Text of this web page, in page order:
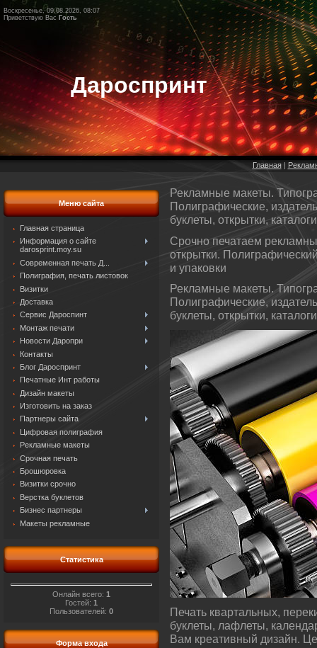
Воскресенье, 09.08.2026, 08:07
Приветствую Вас Гость
Дароспринт
Главная|
Меню сайта
Главная страница
Информация о сайте
darosprint.moy.su
Современная печать Д...
Полиграфия, печать листовок
Визитки
Доставка
Сервис Дароспинт
Монтаж печати
Новости Даропри
Контакты
Блог Дароспринт
Печатные Инт работы
Дизайн макеты
Изготовить на заказ
Партнеры сайта
Цифровая полиграфия
Рекламные макеты
Срочная печать
Брошюровка
Визитки срочно
Верстка буклетов
Бизнес партнеры
Макеты рекламные
Статистика
Онлайн всего: 1
Гостей: 1
Пользователей: 0
Форма входа
Рекламные макеты.
Полиграфические,
буклеты, открытки,
Срочно печатаем
открытки.
и упаковки
Рекламные макеты.
Полиграфические,
буклеты, открытки,
Печать квартальных,
буклеты, лафлеты,
Вам креативный дизайн.